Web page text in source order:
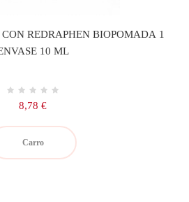
REDRAPHEN BIOPOMADA 1
10 ML
Precio
8,78 €
Carro